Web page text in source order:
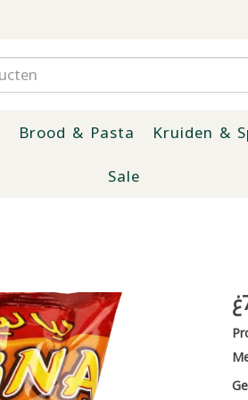
Brood & Pasta Kruiden &
Sale